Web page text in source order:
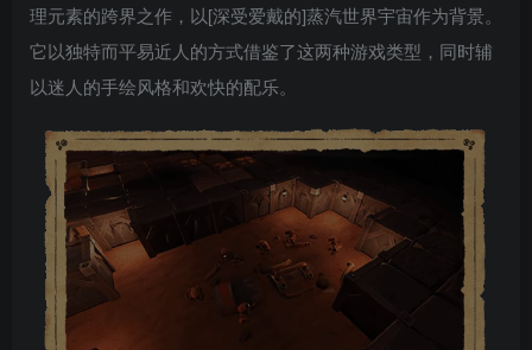
理元素的跨界之作，以[深受爱戴的]蒸汽世界宇宙作为背景。
它以独特而平易近人的方式借鉴了这两种游戏类型，同时辅
以迷人的手绘风格和欢快的配乐。